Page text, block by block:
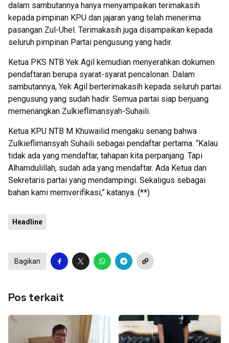
dalam sambutannya hanya menyampaikan terimakasih
kepada pimpinan KPU dan jajaran yang telah menerima
pasangan Zul-Uhel. Terimakasih juga disampaikan kepada
seluruh pimpinan Partai pengusung yang hadir.
Ketua PKS NTB Yek Agil kemudian menyerahkan dokumen
pendaftaran berupa syarat-syarat pencalonan. Dalam
sambutannya, Yek Agil berterimakasih kepada seluruh partai
pengusung yang sudah hadir. Semua partai siap berjuang
memenangkan Zulkieflimansyah-Suhaili.
Ketua KPU NTB M Khuwailid mengaku senang bahwa
Zulkieflimansyah Suhaili sebagai pendaftar pertama. “Kalau
tidak ada yang mendaftar, tahapan kita perpanjang. Tapi
Alhamdulillah, sudah ada yang mendaftar. Ada Ketua dan
Sekretaris partai yang mendampingi. Sekaligus sebagai
bahan kami memverifikasi,” katanya. (**)
Headline
Bagikan
Pos terkait